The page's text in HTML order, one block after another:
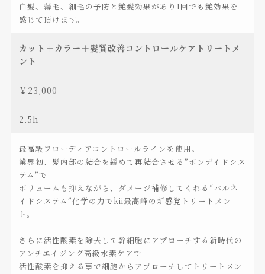
白髪、薄毛、細毛の予防と艶髪効果があり1回でも艶効果を
感じて頂けます。
カット＋カラー＋髪質改善コントロールケアトリートメ
ント
￥23,000
2.5h
最高級フローディアコントロールラインを使用。
業界初、髪内部の結合を緩めて再結合させる”ボンデイドシス
テム”で
ボリュームも抑えながら、ダメージ補修してくれる“バルネ
イドシステム”化学の力でkii最高峰の新感覚トリートメン
ト。
さらに活性酸素を除去して幹細胞にアプローチする新時代の
アンチエイジング高級水素ケアで
活性酸素を抑える事で細胞からアプローチしてトリートメン